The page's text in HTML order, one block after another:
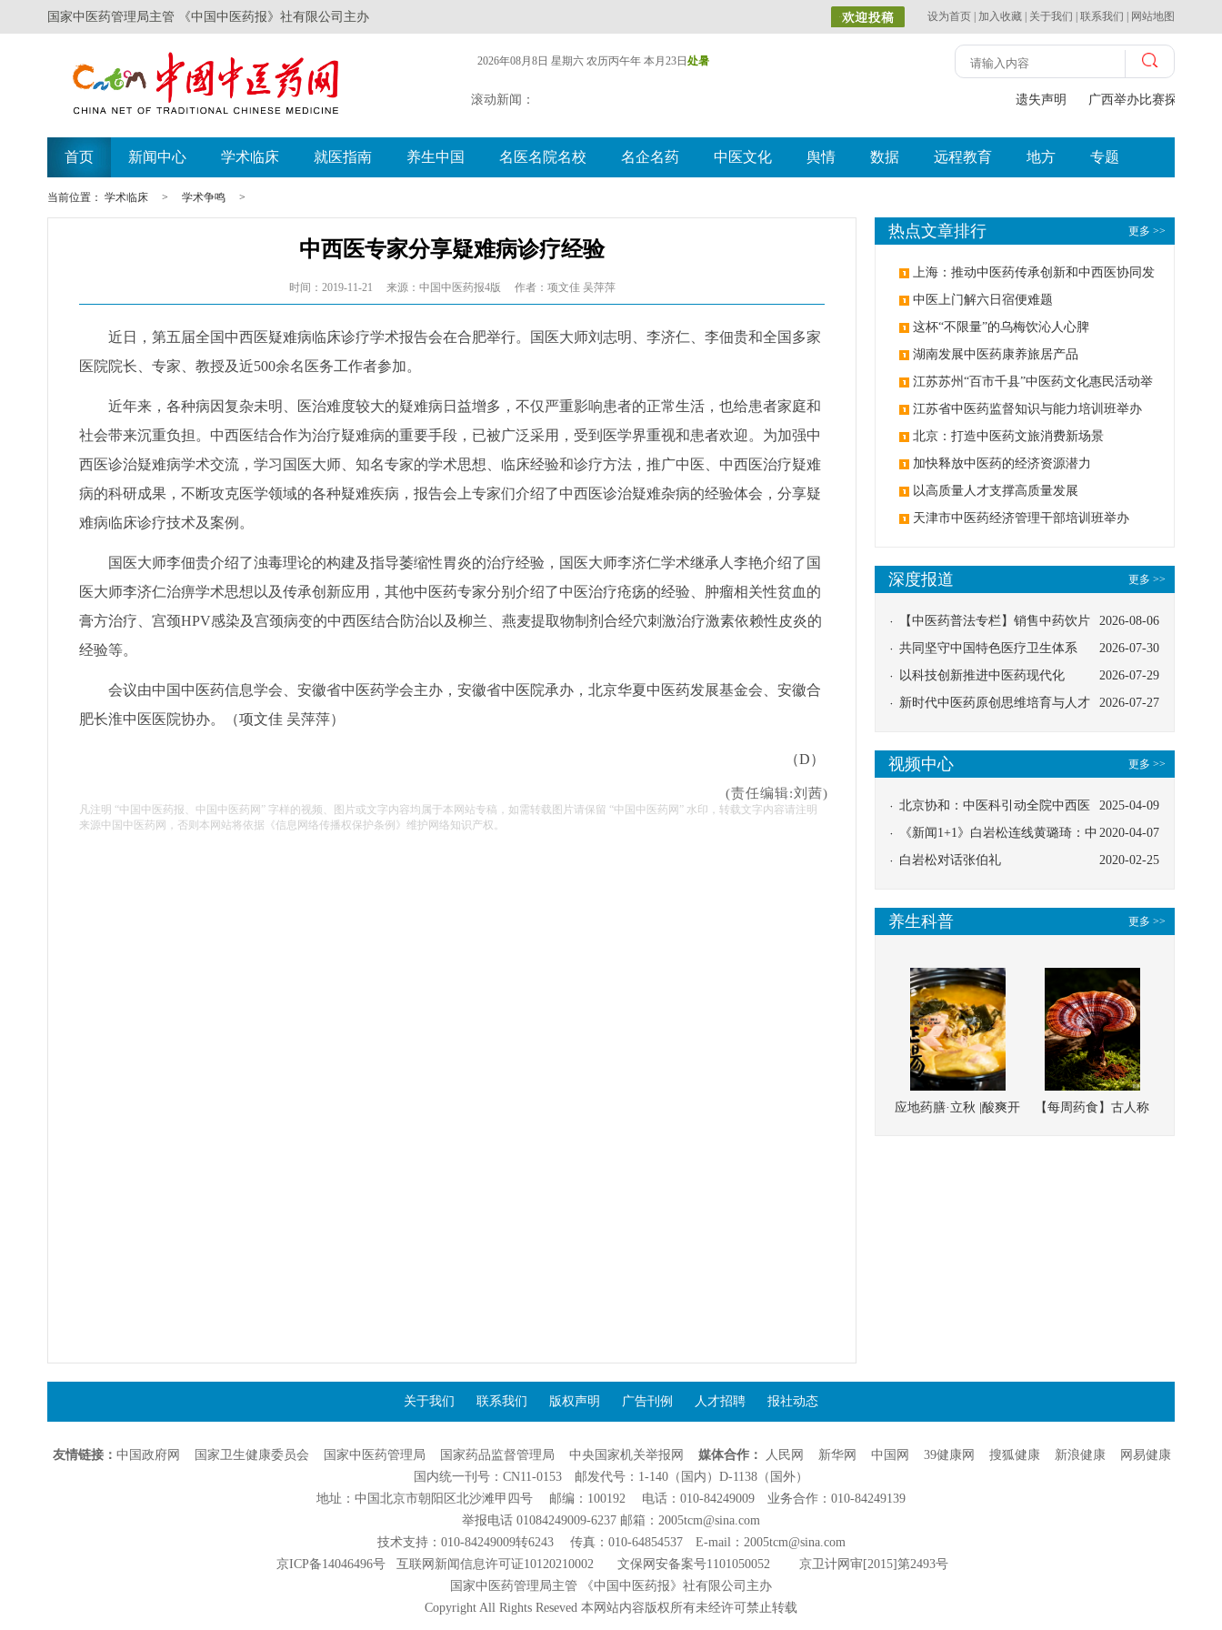
国家中医药管理局主管 《中国中医药报》社有限公司主办 设为首页 加入收藏 关于我们 联系我们 网站地图
2026年08月8日 星期六 农历丙午年 本月23日 处暑
滚动新闻： 遗失声明 广西举办比赛探索中
首页 新闻中心 学术临床 就医指南 养生中国 名医名院名校 名企名药 中医文化 舆情 数据 远程教育 地方 专题
当前位置： 学术临床 > 学术争鸣 >
中西医专家分享疑难病诊疗经验
时间：2019-11-21 来源：中国中医药报4版 作者：项文佳 吴萍萍
近日，第五届全国中西医疑难病临床诊疗学术报告会在合肥举行。国医大师刘志明、李济仁、李佃贵和全国多家
医院院长、专家、教授及近500余名医务工作者参加。
近年来，各种病因复杂未明、医治难度较大的疑难病日益增多，不仅严重影响患者的正常生活，也给患者家庭和
社会带来沉重负担。中西医结合作为治疗疑难病的重要手段，已被广泛采用，受到医学界重视和患者欢迎。为加强中
西医诊治疑难病学术交流，学习国医大师、知名专家的学术思想、临床经验和诊疗方法，推广中医、中西医治疗疑难
病的科研成果，不断攻克医学领域的各种疑难疾病，报告会上专家们介绍了中西医诊治疑难杂病的经验体会，分享疑
难病临床诊疗技术及案例。
国医大师李佃贵介绍了浊毒理论的构建及指导萎缩性胃炎的治疗经验，国医大师李济仁学术继承人李艳介绍了国
医大师李济仁治痹学术思想以及传承创新应用，其他中医药专家分别介绍了中医治疗疮疡的经验、肿瘤相关性贫血的
膏方治疗、宫颈HPV感染及宫颈病变的中西医结合防治以及柳兰、燕麦提取物制剂合经穴刺激治疗激素依赖性皮炎的
经验等。
会议由中国中医药信息学会、安徽省中医药学会主办，安徽省中医院承办，北京华夏中医药发展基金会、安徽合
肥长淮中医医院协办。（项文佳 吴萍萍）
（D）
(责任编辑:刘茜)
凡注明 “中国中医药报、中国中医药网” 字样的视频、图片或文字内容均属于本网站专稿，如需转载图片请保留 “中国中医药网” 水印，转载文字内容请注明
来源中国中医药网，否则本网站将依据《信息网络传播权保护条例》维护网络知识产权。
更多 >>
热点文章排行
上海：推动中医药传承创新和中西医协同发
展 中医上门解六日宿便难题
这杯“不限量”的乌梅饮沁人心脾
湖南发展中医药康养旅居产品
江苏苏州“百市千县”中医药文化惠民活动举
办 江苏省中医药监督知识与能力培训班举办
北京：打造中医药文旅消费新场景
加快释放中医药的经济资源潜力
以高质量人才支撑高质量发展
天津市中医药经济管理干部培训班举办
更多 >>
深度报道
2026-08-06
【中医药普法专栏】销售中药饮片
应告知煎服方法及注意事项
2026-07-30
共同坚守中国特色医疗卫生体系
2026-07-29
以科技创新推进中医药现代化
2026-07-27
新时代中医药原创思维培育与人才
更多 >>
视频中心
2025-04-09
北京协和：中医科引动全院中西医
协同
2020-04-07
《新闻1+1》白岩松连线黄璐琦：中
医救治的临床效果
2020-02-25
白岩松对话张伯礼
更多 >>
养生科普
应地药膳·立秋 |酸爽开
【每周药食】古人称
关于我们 联系我们 版权声明 广告刊例 人才招聘 报社动态
友情链接： 中国政府网 国家卫生健康委员会 国家中医药管理局 国家药品监督管理局 中央国家机关举报网 媒体合作： 人民网 新华网 中国网 39健康网 搜狐健康 新浪健康
网易健康
国内统一刊号：CN11-0153 邮发代号：1-140（国内）D-1138（国外）
地址：中国北京市朝阳区北沙滩甲四号 邮编：100192 电话：010-84249009 业务合作：010-84249139
举报电话 01084249009-6237 邮箱：2005tcm@sina.com
技术支持：010-84249009转6243 传真：010-64854537 E-mail：2005tcm@sina.com
京ICP备14046496号
互联网新闻信息许可证10120210002文保网安备案号1101050052 京卫计网审[2015]第2493号
国家中医药管理局主管 《中国中医药报》社有限公司主办
Copyright All Rights Reseved 本网站内容版权所有未经许可禁止转载